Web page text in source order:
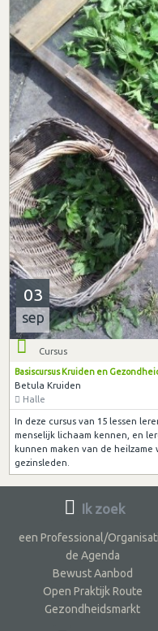
03
sep
Cursus
Basiscursus Kruiden en
Betula Kruiden
Halle
In deze cursus van 15 lessen
menselijk lichaam kennen, en
kunnen maken van de
gezinsleden.
Ik zoek
een Professional/
de Agenda
Bewust Aanbod
Open Praktijk Route
Gezondheidsmarkt